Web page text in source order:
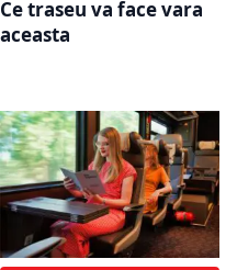
Ce traseu va face vara
aceasta